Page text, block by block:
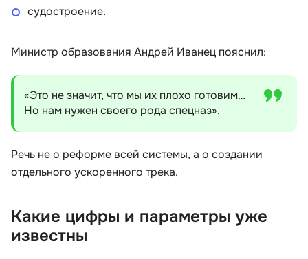
судостроение.
Министр образования Андрей Иванец пояснил:
«Это не значит, что мы их плохо готовим…
Но нам нужен своего рода спецназ».
Речь не о реформе всей системы, а о создании
отдельного ускоренного трека.
Какие цифры и параметры уже
известны